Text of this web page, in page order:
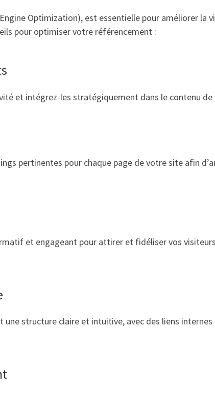
Optimization), est essentielle pour améliorer la
pour optimiser votre référencement :
et intégrez-les stratégiquement dans le contenu de
pertinentes pour chaque page de votre site afin
et engageant pour attirer et fidéliser vos
structure claire et intuitive, avec des liens